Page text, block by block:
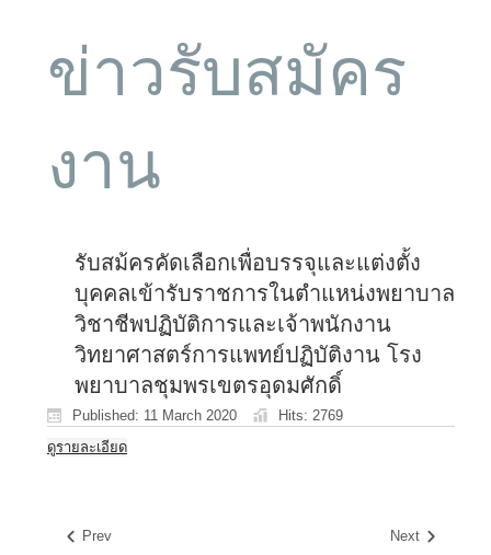
ข่าวรับสมัคร
งาน
รับสม้ครคัดเลือกเพื่อบรรจุและแต่งตั้ง
บุคคลเข้ารับราชการในตำแหน่งพยาบาล
วิชาชีพปฏิบัติการและเจ้าพนักงาน
วิทยาศาสตร์การแพทย์ปฏิบัติงาน โรง
พยาบาลชุมพรเขตรอุดมศักดิ์
Published: 11 March 2020 Hits: 2769
ดูรายละเอียด
Prev Next